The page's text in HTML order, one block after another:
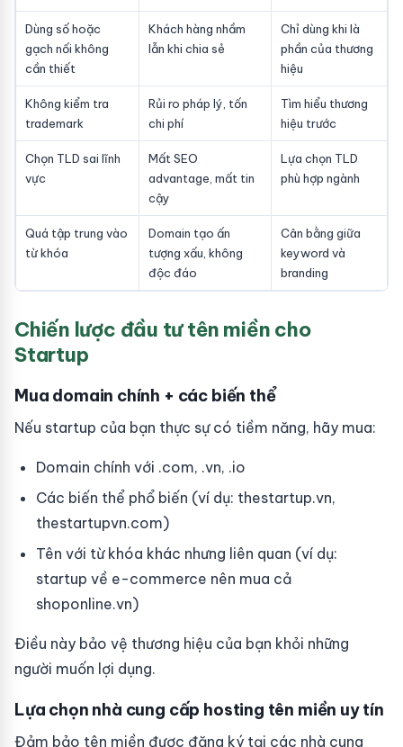
Dùng số hoặc
gạch nối không
cần thiết
Khách hàng nhầm
lẫn khi chia sẻ
Chỉ dùng khi là
phần của thương
hiệu
Không kiểm tra
trademark
Rủi ro pháp lý, tốn
chi phí
Tìm hiểu thương
hiệu trước
Chọn TLD sai lĩnh
vực
Mất SEO
advantage, mất tin
cậy
Lựa chọn TLD
phù hợp ngành
Quá tập trung vào
từ khóa
Domain tạo ấn
tượng xấu, không
độc đáo
Cân bằng giữa
keyword và
branding
Chiến lược đầu tư tên miền cho
Startup
Mua domain chính + các biến thể
Nếu startup của bạn thực sự có tiềm năng, hãy mua:
Domain chính với .com, .vn, .io
Các biến thể phổ biến (ví dụ: thestartup.vn,
thestartupvn.com)
Tên với từ khóa khác nhưng liên quan (ví dụ:
startup về e-commerce nên mua cả
shoponline.vn)
Điều này bảo vệ thương hiệu của bạn khỏi những
người muốn lợi dụng.
Lựa chọn nhà cung cấp hosting tên miền uy tín
Đảm bảo tên miền được đăng ký tại các nhà cung